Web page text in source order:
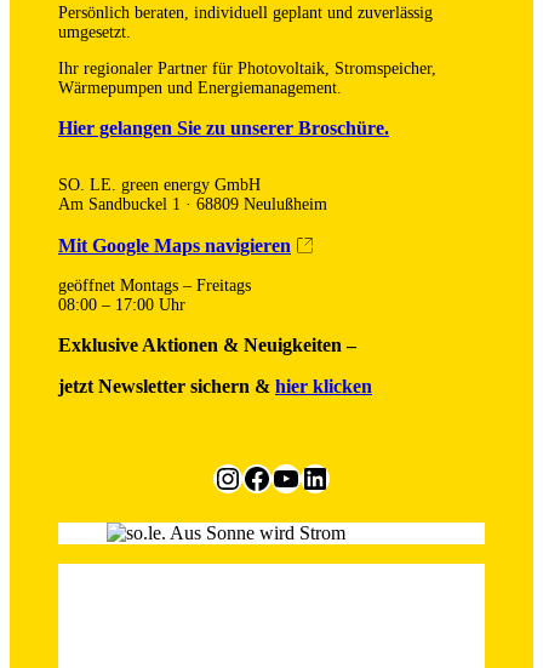
Persönlich beraten, individuell geplant und zuverlässig
umgesetzt.
Ihr regionaler Partner für Photovoltaik, Stromspeicher,
Wärmepumpen und Energiemanagement.
Hier gelangen Sie zu unserer Broschüre.
SO. LE. green energy GmbH
Am Sandbuckel 1 · 68809 Neulußheim
Mit Google Maps navigieren
geöffnet Montags – Freitags
08:00 – 17:00 Uhr
Exklusive Aktionen & Neuigkeiten –
jetzt Newsletter sichern & hier klicken
InstagramFacebook YouTube LinkedIn